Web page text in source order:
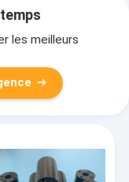
les meilleurs